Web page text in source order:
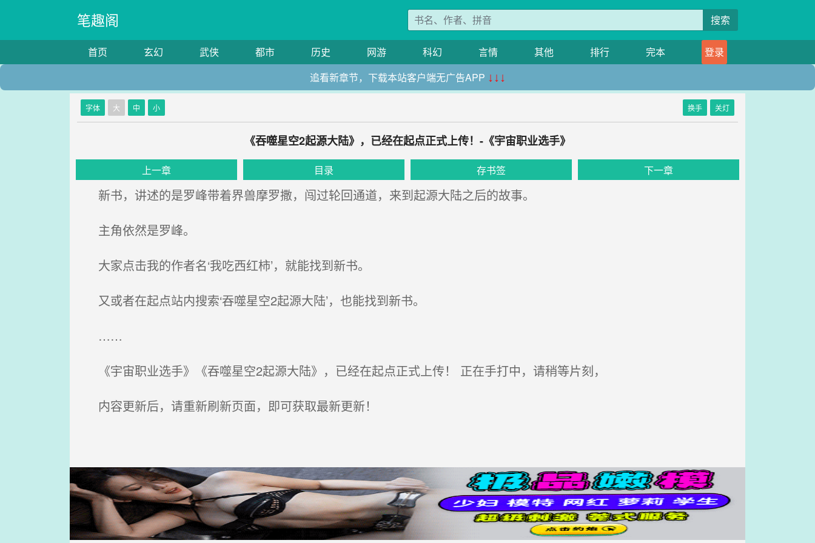
笔趣阁 搜索
首页 玄幻 武侠 都市 历史 网游 科幻 言情 其他 排行 完本
登录
追看新章节，下载本站客户端无广告APP ↓↓↓
字体 大 中 小 换手 关灯
《吞噬星空2起源大陆》，已经在起点正式上传！-《宇宙职业选手》
上一章 目录 存书签 下一章
新书，讲述的是罗峰带着界兽摩罗撒，闯过轮回通道，来到起源大陆之后的故事。
主角依然是罗峰。
大家点击我的作者名‘我吃西红柿’，就能找到新书。
又或者在起点站内搜索‘吞噬星空2起源大陆’，也能找到新书。
……
《宇宙职业选手》《吞噬星空2起源大陆》，已经在起点正式上传！ 正在手打中，请稍等片刻，
内容更新后，请重新刷新页面，即可获取最新更新！